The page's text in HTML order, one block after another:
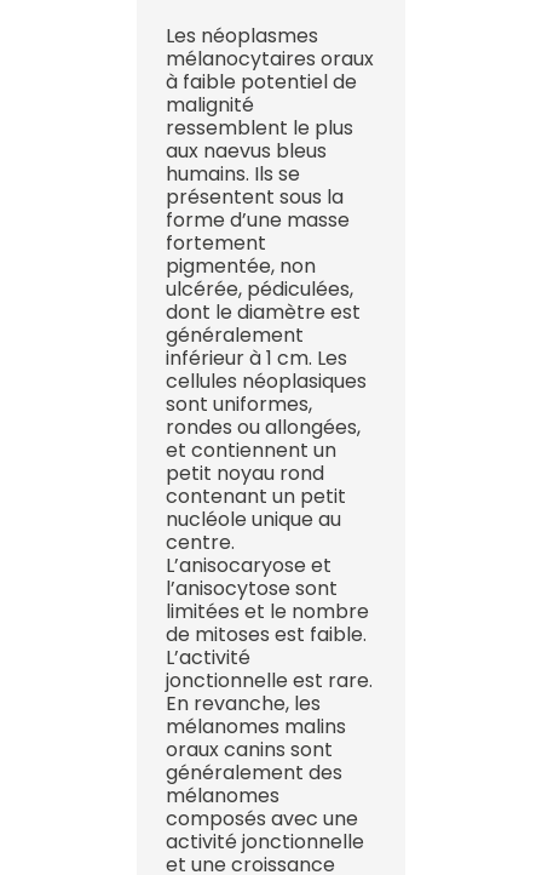
Les néoplasmes
mélanocytaires oraux
à faible potentiel de
malignité
ressemblent le plus
aux naevus bleus
humains. Ils se
présentent sous la
forme d’une masse
fortement
pigmentée, non
ulcérée, pédiculées,
dont le diamètre est
généralement
inférieur à 1 cm. Les
cellules néoplasiques
sont uniformes,
rondes ou allongées,
et contiennent un
petit noyau rond
contenant un petit
nucléole unique au
centre.
L’anisocaryose et
l’anisocytose sont
limitées et le nombre
de mitoses est faible.
L’activité
jonctionnelle est rare.
En revanche, les
mélanomes malins
oraux canins sont
généralement des
mélanomes
composés avec une
activité jonctionnelle
et une croissance